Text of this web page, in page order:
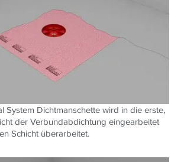
System Dichtmanschette wird in die erste,
der Verbundabdichtung eingearbeitet
Schicht überarbeitet.